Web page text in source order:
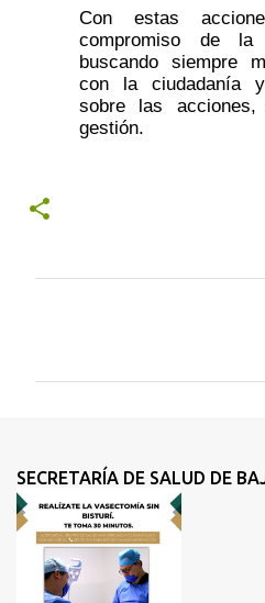
Con estas
compromiso de la
buscando siempre
con la ciudadanía
sobre las
gestión.
t
a
r
o
SECRETARÍA DE SALUD DE